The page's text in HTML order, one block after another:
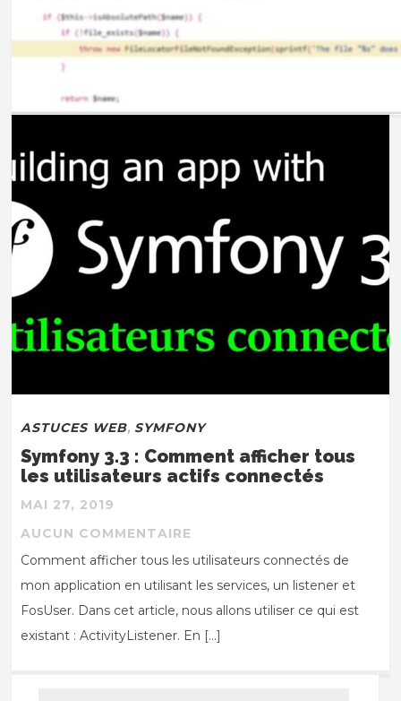
ASTUCES WEB, SYMFONY
Symfony 3.3 : Comment afficher tous
les utilisateurs actifs connectés
MAI 27, 2019
AUCUN COMMENTAIRE
Comment afficher tous les utilisateurs connectés de
mon application en utilisant les services, un listener et
FosUser. Dans cet article, nous allons utiliser ce qui est
existant : ActivityListener. En […]